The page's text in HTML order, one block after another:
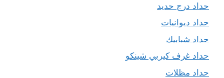
حداد درج حديد
حداد ديوانيات
حداد شبابيك
حداد غرف كيربي شينكو
حداد مظلات